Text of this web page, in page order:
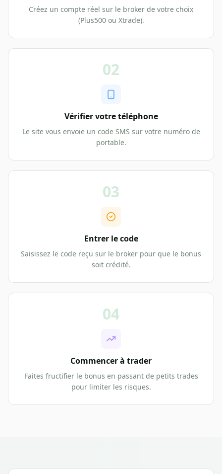
Créez un compte réel sur le broker de votre choix
(Plus500 ou Xtrade).
02
Vérifier votre téléphone
Le site vous envoie un code SMS sur votre numéro de
portable.
03
Entrer le code
Saisissez le code reçu sur le broker pour que le bonus
soit crédité.
04
Commencer à trader
Faites fructifier le bonus en passant de petits trades
pour limiter les risques.